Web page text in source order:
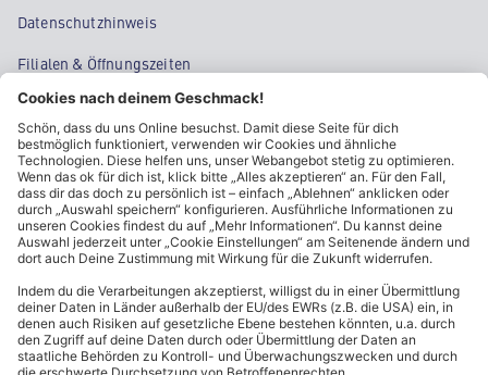
Datenschutzhinweis
Filialen & Öffnungszeiten
Kontakt
Cookie-Einstellungen
Kundeninformationen
ALDI Nord folgen